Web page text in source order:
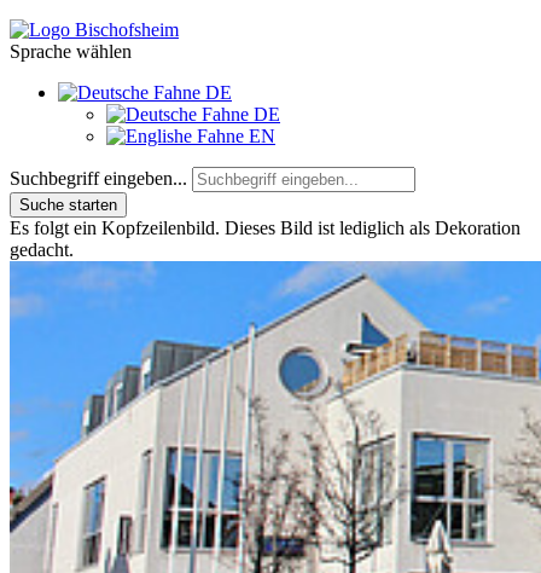
Sprache wählen
DE
DE
EN
Suchbegriff eingeben...
Suche starten
Es folgt ein Kopfzeilenbild. Dieses Bild ist lediglich als Dekoration
gedacht.